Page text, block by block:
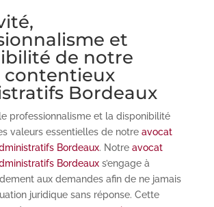
et
de notre
contentieux
Bordeaux
le professionnalisme et la disponibilité
valeurs essentielles de notre avocat
Bordeaux. Notre avocat
Bordeauxs’engage à
aux demandes afin de ne jamais
juridique sans réponse. Cette